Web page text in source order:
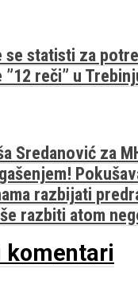
se statisti za
reči” u
Sredanović za
razbijati
razbiti atom
komentari